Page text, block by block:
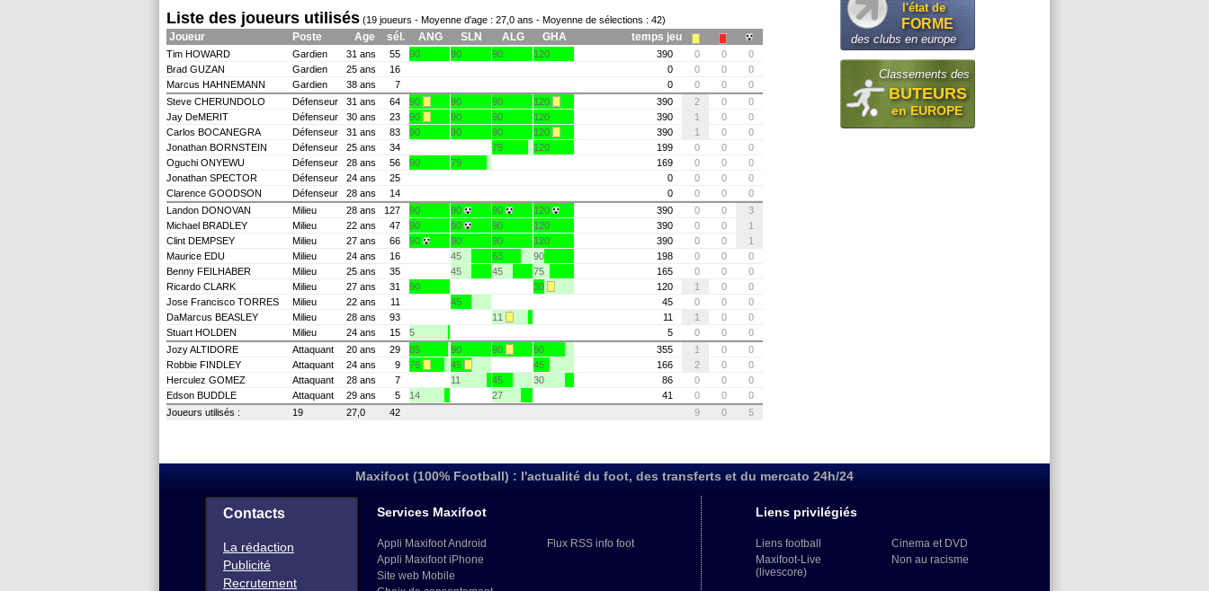
Liste des joueurs utilisés (19 joueurs - Moyenne d'age : 27,0 ans - Moyenne de sélections : 42)
Joueur Poste Age sél. ANG SLN ALG GHA temps jeu
Tim HOWARD Gardien 31 ans 55 90 90 90 120 390 0 0
0
Brad GUZAN
Gardien 25 ans 16 0 0 0
0
Marcus HAHNEMANN
Gardien 38 ans 7 0 0 0
0
Steve CHERUNDOLO
Défenseur 31 ans 64 90 90 90 120 390 2 0
0
Jay DeMERIT
Défenseur 30 ans 23 90 90 90 120 390 1 0
0
Carlos BOCANEGRA
Défenseur 31 ans 83 90 90 90 120 390 1 0
0
Jonathan BORNSTEIN
Défenseur 25 ans 34 79 120 199 0 0
0
Oguchi ONYEWU
Défenseur 28 ans 56 90 79 169 0 0
0
Jonathan SPECTOR
Défenseur 24 ans 25 0 0 0
0
Clarence GOODSON
Défenseur 28 ans 14 0 0 0
0
Landon DONOVAN
Milieu 28 ans 127 90 90 90 120 390 0 0
3
Michael BRADLEY
Milieu 22 ans 47 90 90 90 120 390 0 0
1
Clint DEMPSEY
Milieu 27 ans 66 90 90 90 120 390 0 0
1
Maurice EDU
Milieu 24 ans 16 45 63 90 198 0 0
0
Benny FEILHABER
Milieu 25 ans 35 45 45 75 165 0 0
0
Ricardo CLARK
Milieu 27 ans 31 90 30 120 1 0
0
Jose Francisco TORRES
Milieu 22 ans 11 45 45 0 0
0
DaMarcus BEASLEY
Milieu 28 ans 93 11 11 1 0
0
Stuart HOLDEN
Milieu 24 ans 15 5 5 0 0
0
Jozy ALTIDORE
Attaquant 20 ans 29 85 90 90 90 355 1 0
0
Robbie FINDLEY
Attaquant 24 ans 9 76 45 45 166 2 0
0
Herculez GOMEZ
Attaquant 28 ans 7 11 45 30 86 0 0
0
Edson BUDDLE
Attaquant 29 ans 5 14 27 41 0 0
0
Joueurs utilisés :
19 27,0 42 9 0 5
l'état de
FORME
des clubs en europe
Classements des
BUTEURS
en EUROPE
Maxifoot (100% Football) : l'actualité du foot, des transferts et du mercato 24h/24
Contacts
La rédaction
Publicité
Recrutement
Services Maxifoot
Appli Maxifoot Android
Appli Maxifoot iPhone
Site web Mobile
Flux RSS info foot
Liens privilégiés
Liens football
Maxifoot-Live
(livescore)
Cinema et DVD
Non au racisme